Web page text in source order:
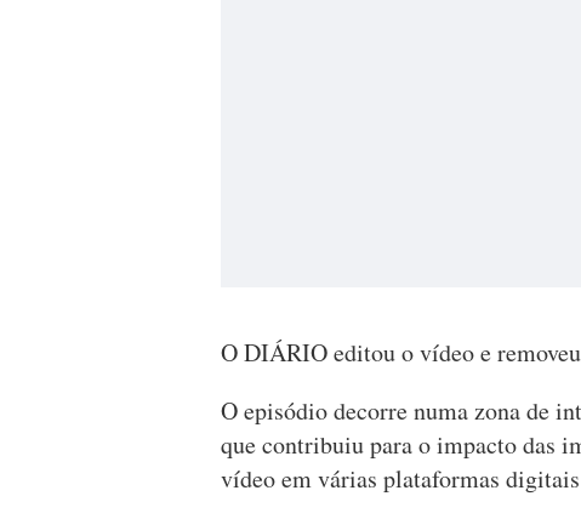
O DIÁRIO editou o vídeo e
O episódio decorre numa zona de
que contribuiu para o impacto das
vídeo em várias plataformas